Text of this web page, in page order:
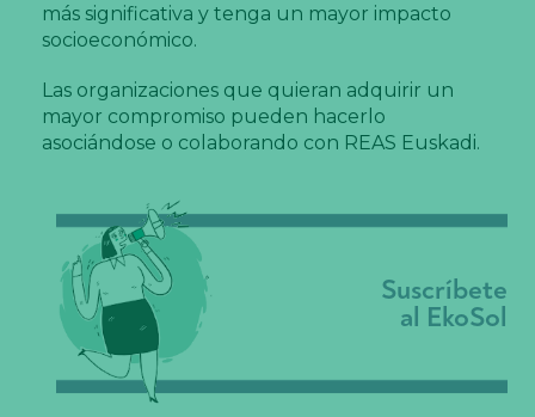
más significativa y tenga un mayor impacto
socioeconómico.
Las organizaciones que quieran adquirir un
mayor compromiso pueden hacerlo
asociándose o colaborando con REAS Euskadi.
Suscríbete
al EkoSol